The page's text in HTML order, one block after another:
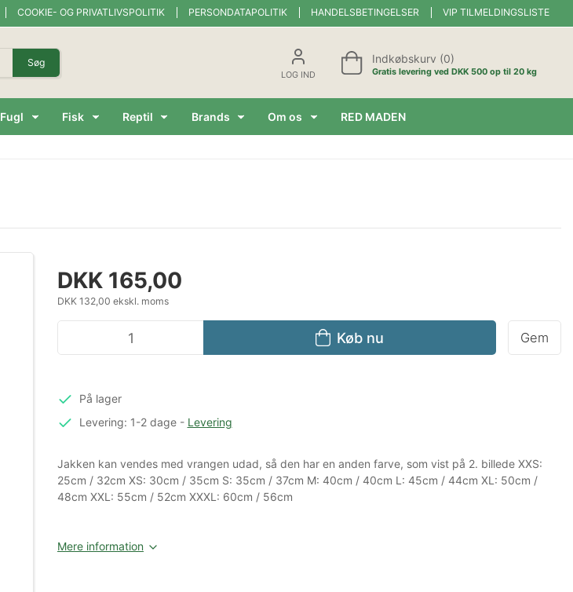
COOKIE- OG PRIVATLIVSPOLITIK PERSONDATAPOLITIK HANDELSBETINGELSER VIP TILMELDINGSLISTE
Søg
LOG IND
Indkøbskurv (0)
Gratis levering ved DKK 500 op til 20 kg
Fugl Fisk Reptil Brands Om os RED MADEN
DKK 165,00
DKK 132,00 ekskl. moms
Køb nu Gem
På lager
Levering: 1-2 dage- Levering
Jakken kan vendes med vrangen udad, så den har en anden farve, som vist på 2. billede XXS:
25cm / 32cm XS: 30cm / 35cm S: 35cm / 37cm M: 40cm / 40cm L: 45cm / 44cm XL: 50cm /
48cm XXL: 55cm / 52cm XXXL: 60cm / 56cm
Mere information